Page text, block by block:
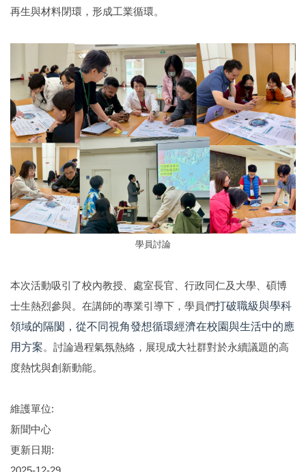
再生與材料閉環，形成工業循環。
學員討論
本次活動吸引了校內教授、處室長官、行政同仁及大學、碩博
士生熱烈參與。在講師的專業引導下，學員們打破職級與學科
領域的隔閡，從不同視角發想循環經濟在校園與生活中的應
用方案。討論過程氣氛熱絡，展現成大社群對於永續議題的高
度熱忱與創新動能。
維護單位:
新聞中心
更新日期: